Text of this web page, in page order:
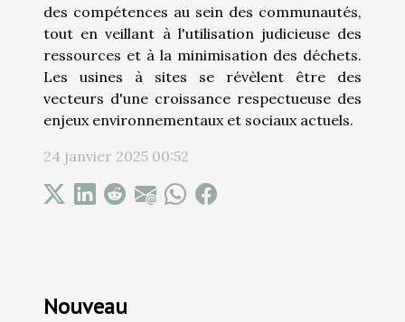
des compétences au sein des communautés,
tout en veillant à l'utilisation judicieuse des
ressources et à la minimisation des déchets.
Les usines à sites se révèlent être des
vecteurs d'une croissance respectueuse des
enjeux environnementaux et sociaux actuels.
24 janvier 2025 00:52
Nouveau